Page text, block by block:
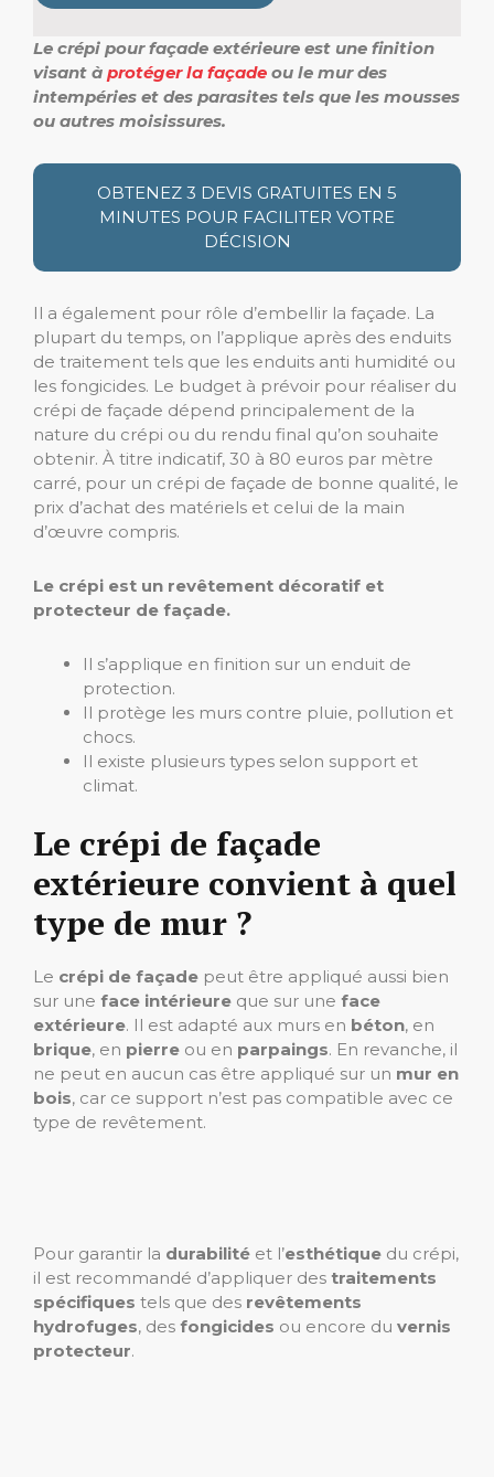
Le crépi pour façade extérieure est une finition
visant à protéger la façade ou le mur des
intempéries et des parasites tels que les mousses
ou autres moisissures.
OBTENEZ 3 DEVIS GRATUITES EN 5
MINUTES POUR FACILITER VOTRE
DÉCISION
Il a également pour rôle d’embellir la façade. La
plupart du temps, on l’applique après des enduits
de traitement tels que les enduits anti humidité ou
les fongicides. Le budget à prévoir pour réaliser du
crépi de façade dépend principalement de la
nature du crépi ou du rendu final qu’on souhaite
obtenir. À titre indicatif, 30 à 80 euros par mètre
carré, pour un crépi de façade de bonne qualité, le
prix d’achat des matériels et celui de la main
d’œuvre compris.
Le crépi est un revêtement décoratif et
protecteur de façade.
Il s’applique en finition sur un enduit de
protection.
Il protège les murs contre pluie, pollution et
chocs.
Il existe plusieurs types selon support et
climat.
Le crépi de façade
extérieure convient à quel
type de mur ?
Le crépi de façade peut être appliqué aussi bien
sur une face intérieure que sur une face
extérieure. Il est adapté aux murs en béton, en
brique, en pierre ou en parpaings. En revanche, il
ne peut en aucun cas être appliqué sur un mur en
bois, car ce support n’est pas compatible avec ce
type de revêtement.
Pour garantir la durabilité et l’esthétique du crépi,
il est recommandé d’appliquer des traitements
spécifiques tels que des revêtements
hydrofuges, des fongicides ou encore du vernis
protecteur.